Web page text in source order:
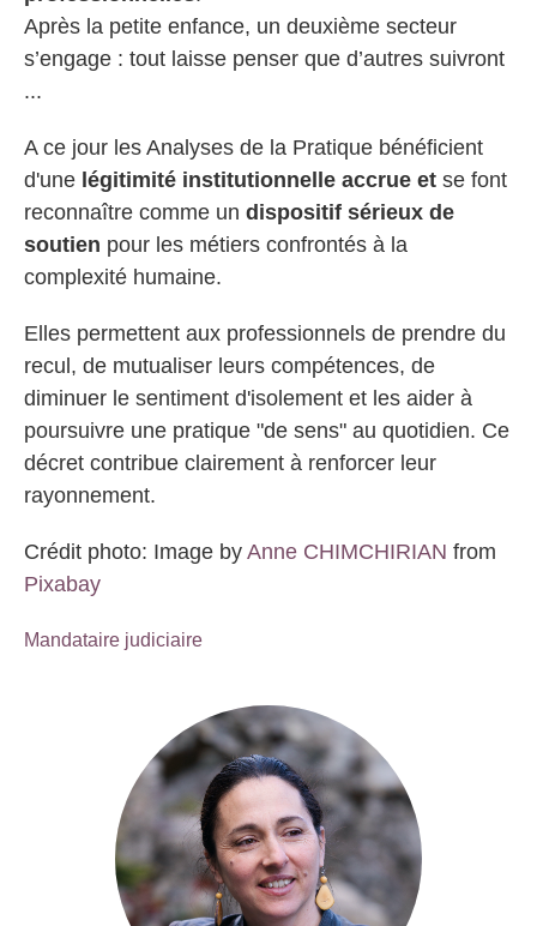
Après la petite enfance, un deuxième secteur
s’engage : tout laisse penser que d’autres suivront
...
A ce jour les Analyses de la Pratique bénéficient
d'une légitimité institutionnelle accrue et se font
reconnaître comme un dispositif sérieux de
soutien pour les métiers confrontés à la
complexité humaine.
Elles permettent aux professionnels de prendre du
recul, de mutualiser leurs compétences, de
diminuer le sentiment d'isolement et les aider à
poursuivre une pratique "de sens" au quotidien. Ce
décret contribue clairement à renforcer leur
rayonnement.
Crédit photo: Image by Anne CHIMCHIRIAN from
Pixabay
Mandataire judiciaire